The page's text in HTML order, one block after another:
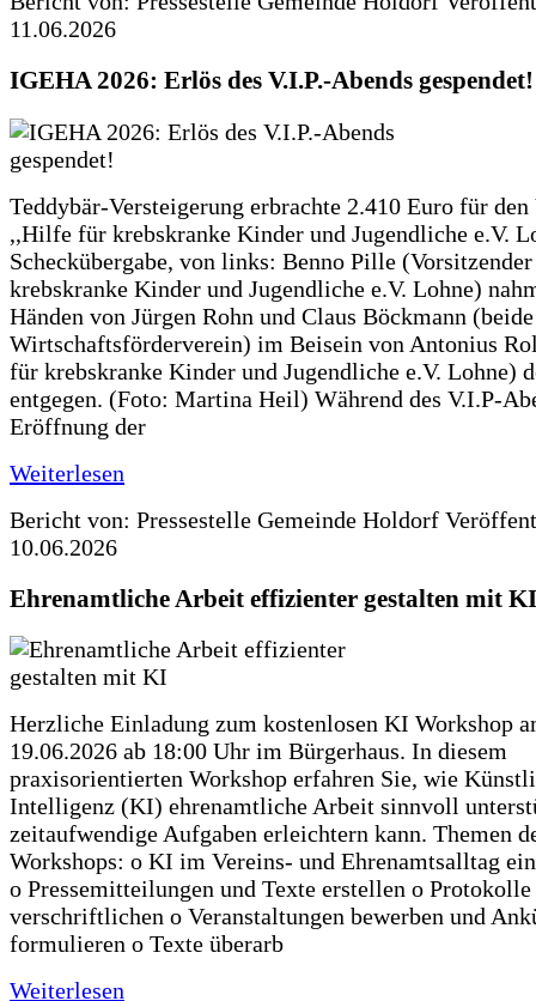
11.06.2026
IGEHA 2026: Erlös des V.I.P.-Abends gespendet!
Teddybär-Versteigerung erbrachte 2.410 Euro für den
,,Hilfe für krebskranke Kinder und Jugendliche e.V.
Scheckübergabe, von links: Benno Pille
krebskranke Kinder und Jugendliche e.V. Lohne)
Händen von Jürgen Rohn und Claus Böckmann
Wirtschaftsförderverein) im Beisein von Antonius
für krebskranke Kinder und Jugendliche e.V. Lohne)
entgegen. (Foto: Martina Heil) Während des V.I.P-
Eröffnung der
Weiterlesen
Bericht von: Pressestelle Gemeinde Holdorf
10.06.2026
Ehrenamtliche Arbeit effizienter gestalten mit KI
Herzliche Einladung zum kostenlosen KI Workshop
19.06.2026 ab 18:00 Uhr im Bürgerhaus. In diesem
praxisorientierten Workshop erfahren Sie, wie
Intelligenz (KI) ehrenamtliche Arbeit sinnvoll
zeitaufwendige Aufgaben erleichtern kann. Themen
Workshops: o KI im Vereins- und Ehrenamtsalltag
o Pressemitteilungen und Texte erstellen o
verschriftlichen o Veranstaltungen bewerben und
formulieren o Texte überarb
Weiterlesen